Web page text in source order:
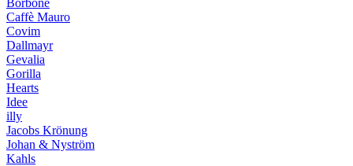
Borbone
Caffè Mauro
Covim
Dallmayr
Gevalia
Gorilla
Hearts
Idee
illy
Jacobs Krönung
Johan & Nyström
Kahls